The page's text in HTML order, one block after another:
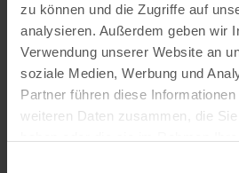
zu können und die Zugriffe auf
analysieren. Außerdem geben wir
Verwendung unserer Website an
soziale Medien, Werbung und
Partner führen diese
weiteren Daten zusammen, die